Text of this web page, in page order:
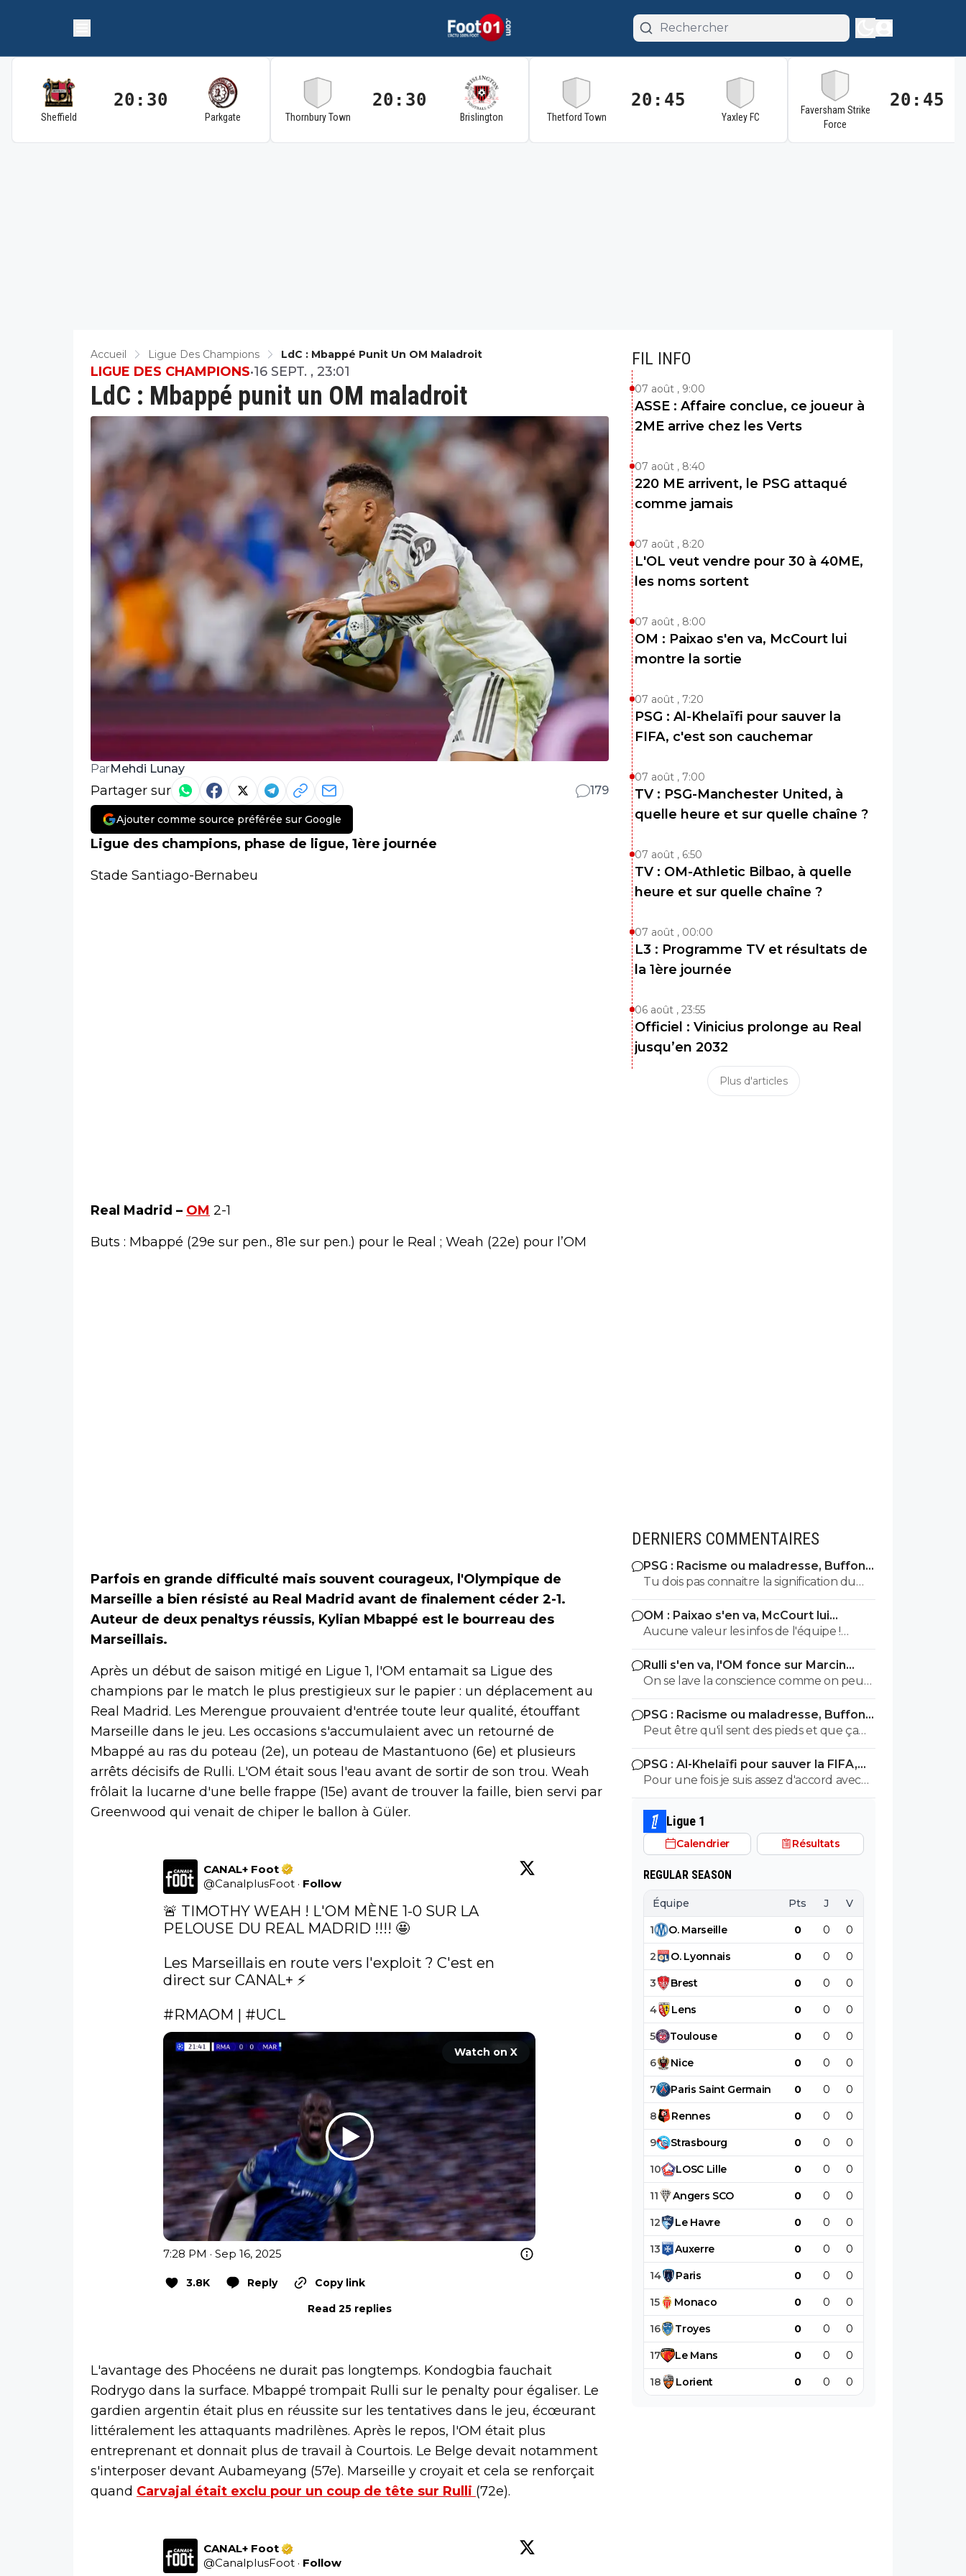
Sheffield
20:30
Parkgate Thornbury Town
20:30
Brislington Thetford Town
20:45
Yaxley FC
Faversham Strike
Force
20:45
Accueil Ligue Des Champions LdC : Mbappé Punit Un OM Maladroit
LdC : Mbappé punit un OM maladroit
LIGUE DES CHAMPIONS•16 SEPT. , 23:01
ParMehdi Lunay
Partager sur 179
Ajouter comme source préférée sur Google
Ligue des champions, phase de ligue, 1ère journée
Stade Santiago-Bernabeu
Real Madrid – OM 2-1
Buts : Mbappé (29e sur pen., 81e sur pen.) pour le Real ; Weah (22e) pour l’OM
Parfois en grande difficulté mais souvent courageux, l'Olympique de
Marseille a bien résisté au Real Madrid avant de finalement céder 2-1.
Auteur de deux penaltys réussis, Kylian Mbappé est le bourreau des
Marseillais.
Après un début de saison mitigé en Ligue 1, l'OM entamait sa Ligue des
champions par le match le plus prestigieux sur le papier : un déplacement au
Real Madrid. Les Merengue prouvaient d'entrée toute leur qualité, étouffant
Marseille dans le jeu. Les occasions s'accumulaient avec un retourné de
Mbappé au ras du poteau (2e), un poteau de Mastantuono (6e) et plusieurs
arrêts décisifs de Rulli. L'OM était sous l'eau avant de sortir de son trou. Weah
frôlait la lucarne d'une belle frappe (15e) avant de trouver la faille, bien servi par
Greenwood qui venait de chiper le ballon à Güler.
CANAL+ Foot
@CanalplusFoot · Follow
🚨 TIMOTHY WEAH ! L'OM MÈNE 1-0 SUR LA
PELOUSE DU REAL MADRID !!!! 🤩
Les Marseillais en route vers l'exploit ? C'est en
direct sur CANAL+ ⚡️
#RMAOM | #UCL
Watch on X
7:28 PM · Sep 16, 2025
3.8K Reply
Copy link
Read 25 replies
L'avantage des Phocéens ne durait pas longtemps. Kondogbia fauchait
Rodrygo dans la surface. Mbappé trompait Rulli sur le penalty pour égaliser. Le
gardien argentin était plus en réussite sur les tentatives dans le jeu, écœurant
littéralement les attaquants madrilènes. Après le repos, l'OM était plus
entreprenant et donnait plus de travail à Courtois. Le Belge devait notamment
s'interposer devant Aubameyang (57e). Marseille y croyait et cela se renforçait
quand Carvajal était exclu pour un coup de tête sur Rulli (72e).
CANAL+ Foot
@CanalplusFoot · Follow
FIL INFO
07 août , 9:00
ASSE : Affaire conclue, ce joueur à
2ME arrive chez les Verts
07 août , 8:40
220 ME arrivent, le PSG attaqué
comme jamais
07 août , 8:20
L'OL veut vendre pour 30 à 40ME,
les noms sortent
07 août , 8:00
OM : Paixao s'en va, McCourt lui
montre la sortie
07 août , 7:20
PSG : Al-Khelaïfi pour sauver la
FIFA, c'est son cauchemar
07 août , 7:00
TV : PSG-Manchester United, à
quelle heure et sur quelle chaîne ?
07 août , 6:50
TV : OM-Athletic Bilbao, à quelle
heure et sur quelle chaîne ?
07 août , 00:00
L3 : Programme TV et résultats de
la 1ère journée
06 août , 23:55
Officiel : Vinicius prolonge au Real
jusqu’en 2032
Plus d'articles
DERNIERS COMMENTAIRES
PSG : Racisme ou maladresse, Buffon
écarte Suzuki
Tu dois pas connaitre la signification du
numéro 88 en bon ignare
OM : Paixao s'en va, McCourt lui
montre la sortie
Aucune valeur les infos de l'équipe !
Paixao ne fait pas partie des joueurs
succeptibles de partir a moins d'une offre
a 50m € minimum. Les joueurs sur la liste
sont Balerdi, Hodjberg, Emerson, CJ Riley,
Maupay, Moumbagna, Kondogbia, départ
libre et Mmadi en prêt
Rulli s'en va, l'OM fonce sur Marcin
Bulka
On se lave la conscience comme on peut.
Club de sans face
PSG : Racisme ou maladresse, Buffon
écarte Suzuki
Peut être qu'il sent des pieds et que ça
fait chier le vestiaire
PSG : Al-Khelaïfi pour sauver la FIFA,
c'est son cauchemar
Pour une fois je suis assez d'accord avec
Tebas. Si Nasser devenait président de la
FIFA il serait obligé de quitter toutes ses
casquettes du PSG, à BeinSport, à la Ligue
et ailleurs mais personnellement je n'ai
président de la FIFA. Encore et toujours le
Qatar.
Ligue 1
Calendrier Résultats
REGULAR SEASON
Équipe Pts J V
1 O. Marseille 0 0 0
2 O. Lyonnais 0 0 0
3 Brest 0 0 0
4 Lens 0 0 0
5 Toulouse 0 0 0
6 Nice 0 0 0
7 Paris Saint Germain 0 0 0
8 Rennes 0 0 0
9 Strasbourg 0 0 0
10 LOSC Lille 0 0 0
11 Angers SCO 0 0 0
12 Le Havre 0 0 0
13 Auxerre 0 0 0
14 Paris 0 0 0
15 Monaco 0 0 0
16 Troyes 0 0 0
17 Le Mans 0 0 0
18 Lorient 0 0 0